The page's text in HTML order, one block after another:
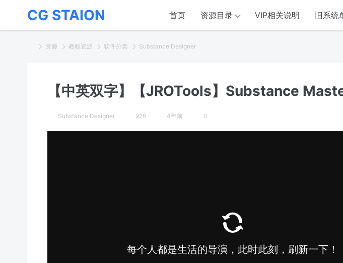
CG STAION 首页 资源目录 VIP相关说明 旧系统
资源 教程资源 软件分类 Substance Designer
【中英双字】【JROTools】Substance
Substance Designer 926 4年前 0